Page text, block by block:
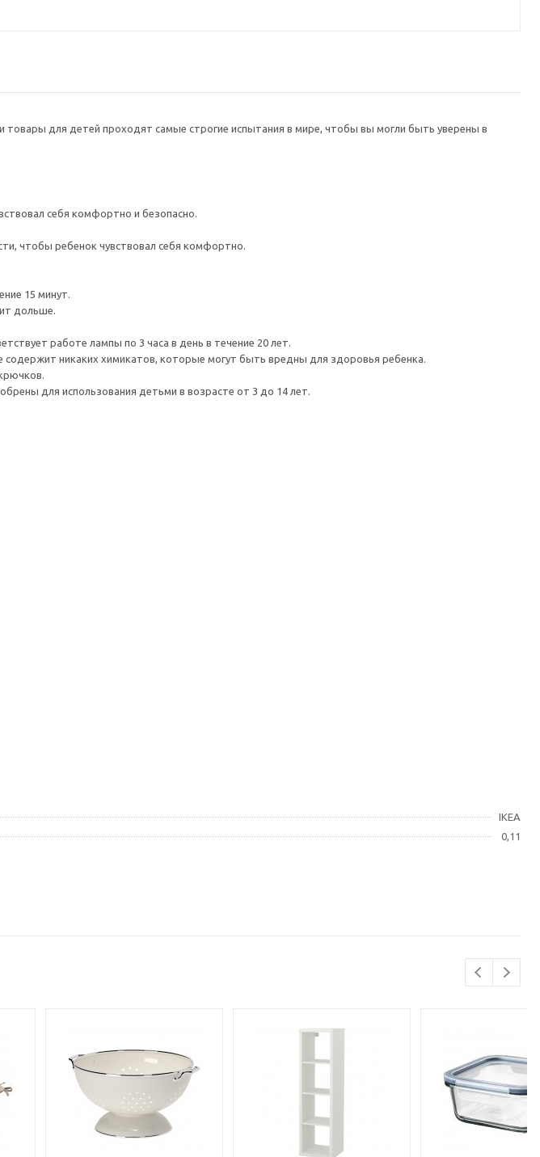
для детей проходят самые строгие испытания в мире, чтобы вы могли быть уверены в
себя комфортно и безопасно.
чтобы ребенок чувствовал себя комфортно.
15 минут.
дольше.
работе лампы по 3 часа в день в течение 20 лет.
никаких химикатов, которые могут быть вредны для здоровья ребенка.
для использования детьми в возрасте от 3 до 14 лет.
IKEA
0,11